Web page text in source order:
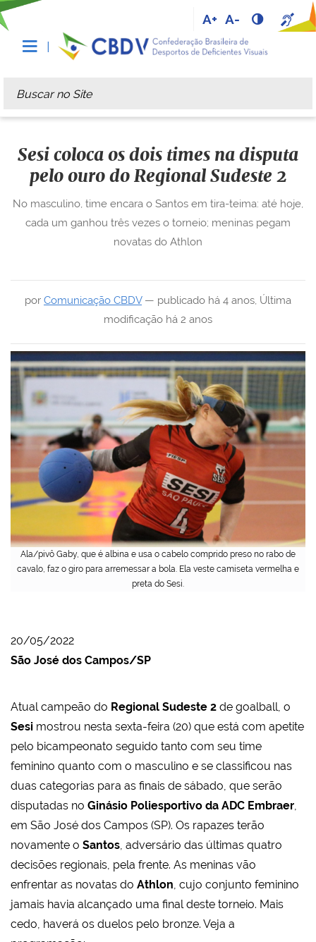
A+ A-
Busca
Busca Avançada…
Ala/pivô Gaby, que é albina e usa o cabelo comprido preso no rabo de
cavalo, faz o giro para arremessar a bola. Ela veste camiseta vermelha e
preta do Sesi.
Sesi coloca os dois times na disputa
pelo ouro do Regional Sudeste 2
por Comunicação CBDV— publicado há 4 anos, Última
modificação há 2 anos
No masculino, time encara o Santos em tira-teima: até hoje,
cada um ganhou três vezes o torneio; meninas pegam
novatas do Athlon
20/05/2022
São José dos Campos/SP
Atual campeão do Regional Sudeste 2 de goalball, o
Sesi mostrou nesta sexta-feira (20) que está com apetite
pelo bicampeonato seguido tanto com seu time
feminino quanto com o masculino e se classificou nas
duas categorias para as finais de sábado, que serão
disputadas no Ginásio Poliesportivo da ADC Embraer,
em São José dos Campos (SP). Os rapazes terão
novamente o Santos, adversário das últimas quatro
decisões regionais, pela frente. As meninas vão
enfrentar as novatas do Athlon, cujo conjunto feminino
jamais havia alcançado uma final deste torneio. Mais
cedo, haverá os duelos pelo bronze. Veja a